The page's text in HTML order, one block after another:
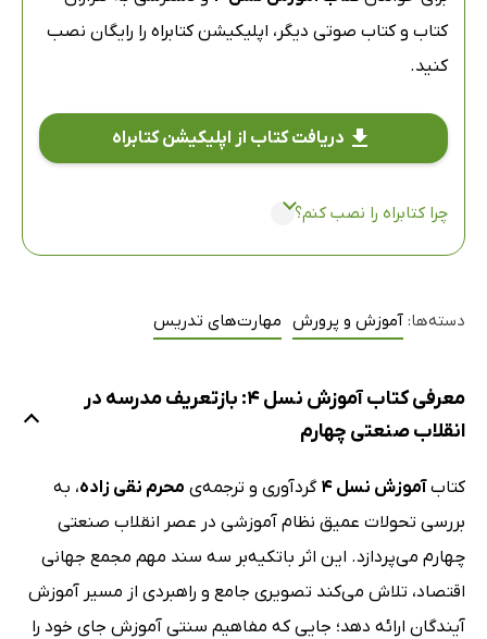
کتاب و کتاب صوتی دیگر، اپلیکیشن کتابراه را رایگان نصب
کنید.
دریافت کتاب از اپلیکیشن کتابراه
چرا کتابراه را نصب کنم؟
دسته‌ها: آموزش و پرورش مهارت‌های تدریس
معرفی کتاب آموزش نسل 4: بازتعریف مدرسه در
انقلاب صنعتی چهارم
کتابآموزش نسل 4 گردآوری و ترجمه‌ی محرم نقی‌ زاده، به
بررسی تحولات عمیق نظام آموزشی در عصر انقلاب صنعتی
چهارم می‌پردازد. این اثر باتکیه‌بر سه سند مهم مجمع جهانی
اقتصاد، تلاش می‌کند تصویری جامع و راهبردی از مسیر آموزش
آیندگان ارائه دهد؛ جایی که مفاهیم سنتی آموزش جای خود را